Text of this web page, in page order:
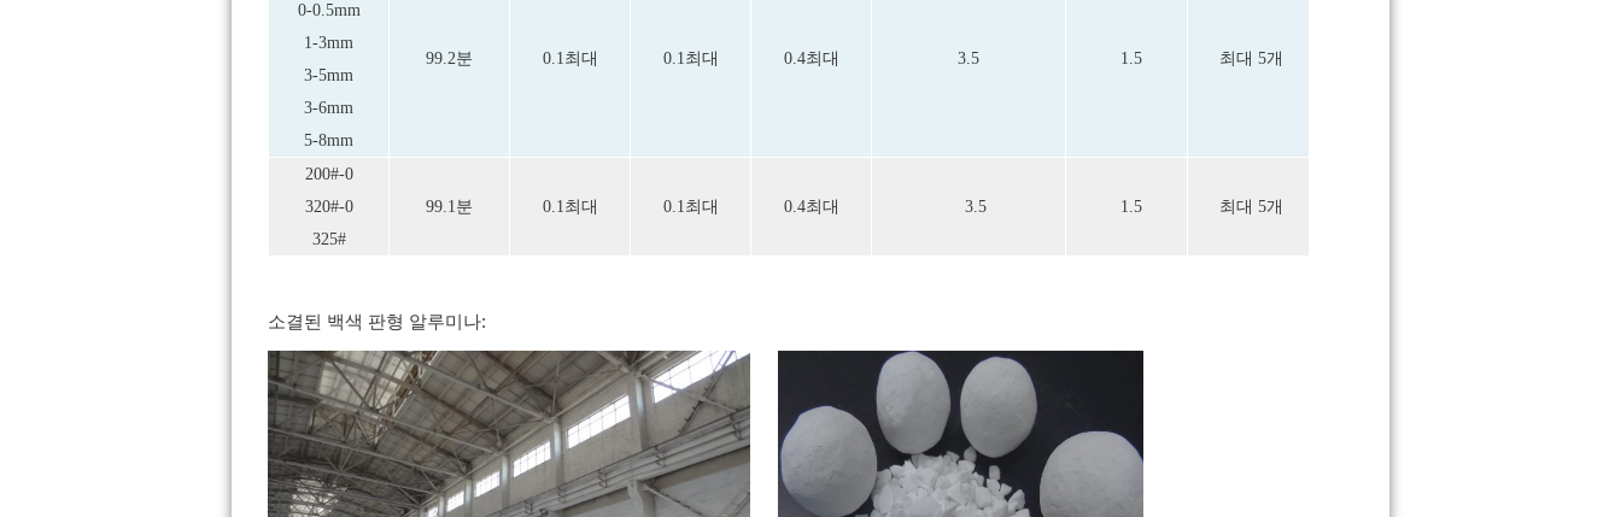
0-0.5mm
1-3mm
3-5mm
3-6mm
5-8mm
99.2분 0.1최대 0.1최대 0.4최대 3.5 1.5 최대 5개
200#-0
320#-0
325#
99.1분 0.1최대 0.1최대 0.4최대 3.5 1.5 최대 5개
소결된 백색 판형 알루미나: